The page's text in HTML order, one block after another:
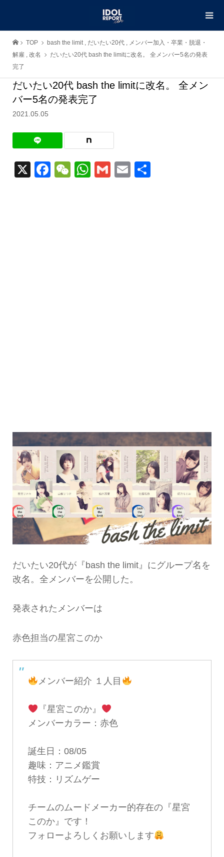
TOP bash the limit , だいたい20代 , メンバー加入・卒業・脱退・
解雇 , 改名
だいたい20代 bash the limitに改名。 全メンバー5名の発表
完了
だいたい20代 bash the limitに改名。 全メン
バー5名の発表完了
2021.05.05
X Facebook
WeChat
WhatsApp
GmailEmail
だいたい20代が『bash the limit』にグループ名を
改名。全メンバーを公開した。
発表されたメンバーは
赤色担当の星宮このか
メンバー紹介 １人目
『星宮このか』
メンバーカラー：赤色
誕生日：08/05
趣味：アニメ鑑賞
特技：リズムゲー
チームのムードメーカー的存在の『星宮
このか』です！
フォローよろしくお願いします